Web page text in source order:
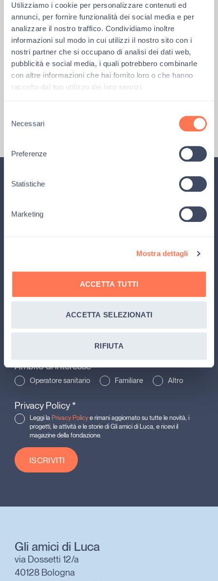
Utilizziamo i cookie per personalizzare contenuti ed
annunci, per fornire funzionalità dei social media e per
analizzare il nostro traffico. Condividiamo inoltre
informazioni sul modo in cui utilizzi il nostro sito con i
nostri partner che si occupano di analisi dei dati web,
pubblicità e social media, i quali potrebbero combinarle
con altre informazioni che hai fornito loro o che hanno
raccolto dal tuo utilizzo dei loro servizi.
delNecessari
Preferenze
Statistiche
Marketing
Mostra dettagli
ACCETTA TUTTI
ACCETTA SELEZIONATI
RIFIUTA
questo cantiere perennemente aperto, in
questo progetto di lode mai finito, in questa
avventura che non vuole saperne di chiudersi.
Precedente
Rimani aggiornato su tutte le progetti,
di Gli amici di Luca, e ricevi
Ambito di interesse
Operatore sanitario Familiare Altro
Privacy Policy*
Leggi la Privacy Policye rimani aggiornato su tutte le novità, i
progetti, le attività e le storie di Gli amici di Luca, e ricevi il
magazine della fondazione.
ISCRIVITI
Gli amici di Luca
via Dossetti 12/a
40128 Bologna